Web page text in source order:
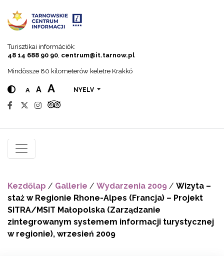
Turisztikai információk:
48 14 688 90 90 centrum@it.tarnow.pl
Mindössze 80 kilometerów keletre Krakkó
A A A NYELV
Kezdőlap / Gallerie / Wydarzenia 2009 / Wizyta –
staż w Regionie Rhone-Alpes (Francja) – Projekt
SITRA/MSIT Małopolska (Zarządzanie
zintegrowanym systemem informacji turystycznej
w regionie), wrzesień 2009